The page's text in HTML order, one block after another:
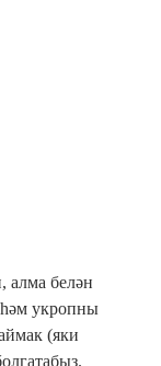
алма белән
укропны
(яки